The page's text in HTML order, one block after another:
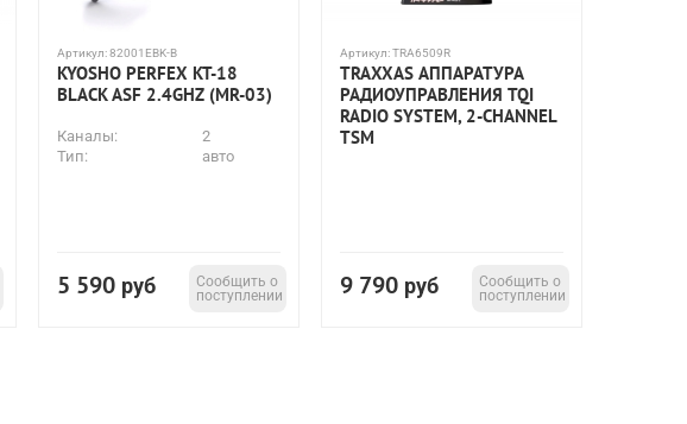
Артикул:82001EBK-B
KYOSHO PERFEX KT-18
BLACK ASF 2.4GHZ (MR-03)
Каналы:
2
Тип:
авто
5 590 руб
Сообщить о
поступлении
Артикул:TRA6509R
TRAXXAS АППАРАТУРА
РАДИОУПРАВЛЕНИЯ TQI
RADIO SYSTEM, 2-CHANNEL
TSM
9 790 руб
Сообщить о
поступлении